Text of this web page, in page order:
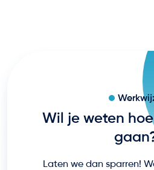
Wil je weten
Laten we dan sparren!